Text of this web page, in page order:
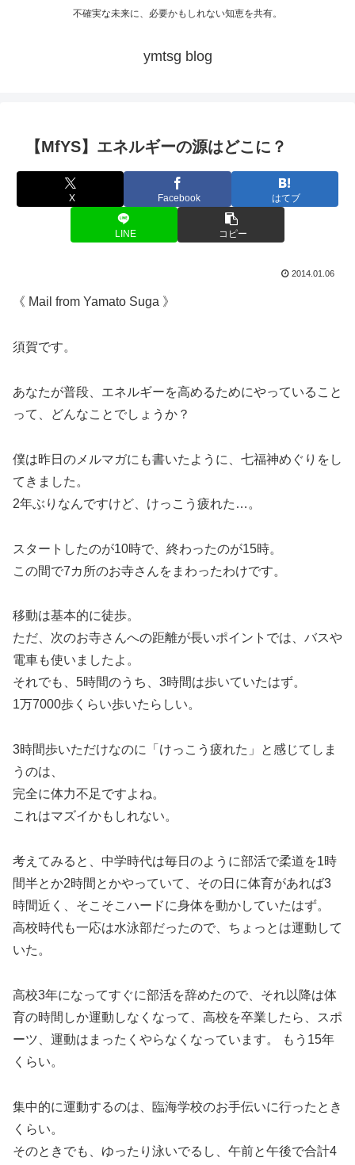
不確実な未来に、必要かもしれない知恵を共有。
ymtsg blog
【MfYS】エネルギーの源はどこに？
X Facebook はてブ
LINE コピー
2014.01.06
《 Mail from Yamato Suga 》
須賀です。
あなたが普段、エネルギーを高めるためにやっていること
って、どんなことでしょうか？
僕は昨日のメルマガにも書いたように、七福神めぐりをし
てきました。
2年ぶりなんですけど、けっこう疲れた…。
スタートしたのが10時で、終わったのが15時。
この間で7カ所のお寺さんをまわったわけです。
移動は基本的に徒歩。
ただ、次のお寺さんへの距離が長いポイントでは、バスや
電車も使いましたよ。
それでも、5時間のうち、3時間は歩いていたはず。
1万7000歩くらい歩いたらしい。
3時間歩いただけなのに「けっこう疲れた」と感じてしま
うのは、
完全に体力不足ですよね。
これはマズイかもしれない。
考えてみると、中学時代は毎日のように部活で柔道を1時
間半とか2時間とかやっていて、その日に体育があれば3
時間近く、そこそこハードに身体を動かしていたはず。
高校時代も一応は水泳部だったので、ちょっとは運動して
いた。
高校3年になってすぐに部活を辞めたので、それ以降は体
育の時間しか運動しなくなって、高校を卒業したら、スポ
ーツ、運動はまったくやらなくなっています。 もう15年
くらい。
集中的に運動するのは、臨海学校のお手伝いに行ったとき
くらい。
そのときでも、ゆったり泳いでるし、午前と午後で合計4